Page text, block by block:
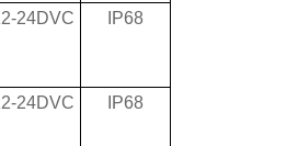
24DVC IP68
24DVC IP68